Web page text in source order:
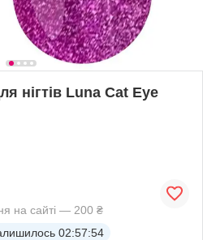
нігтів Luna Cat Eye
на сайті — 200 ₴
02:57:53